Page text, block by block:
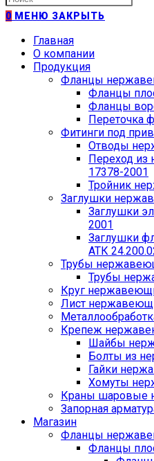
0 МЕНЮ ЗАКРЫТЬ
Главная
О компании
Продукция
Фланцы
Фланцы
Фланцы
Переточка
Фитинги под
Отводы
Переход из
17378-2001
Тройник
Заглушки
Заглушки
2001
Заглушки
АТК
Трубы
Трубы
Круг
Лист
Крепеж
Шайбы
Болты из
Гайки
Хомуты
Краны шаровые
Запорная
Магазин
Фланцы
Фланцы